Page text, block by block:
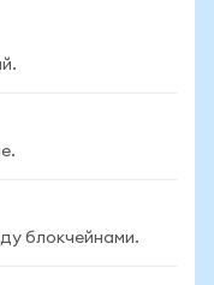
блокчейнами.